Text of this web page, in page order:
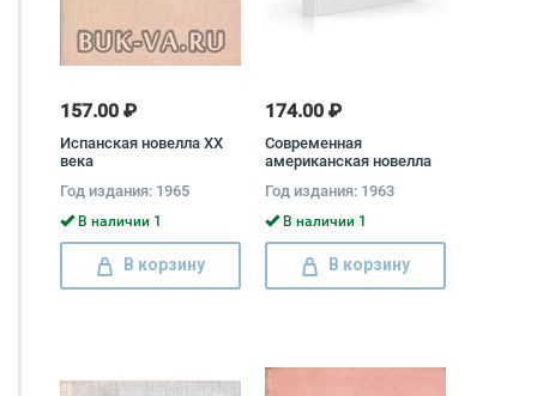
157.00 ₽
Испанская новелла XX
века
Год издания: 1965
В наличии 1
В корзину
174.00 ₽
Современная
американская новелла
Год издания: 1963
В наличии 1
В корзину